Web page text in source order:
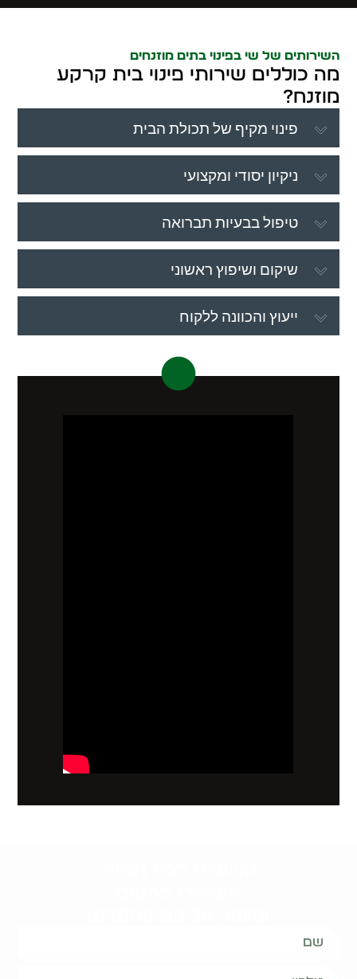
השירותים של שי בפינוי בתים מוזנחים
מה כוללים שירותי פינוי בית קרקע
מוזנח?
פינוי מקיף של תכולת הבית
ניקיון יסודי ומקצועי
טיפול בבעיות תברואה
שיקום ושיפוץ ראשוני
ייעוץ והכוונה ללקוח